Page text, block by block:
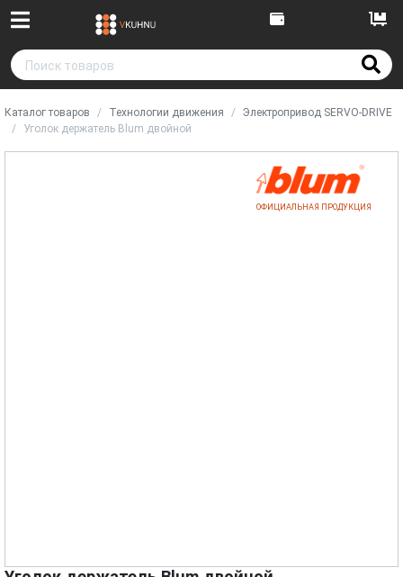
Каталог товаров Технологии движения
Электропривод SERVO-DRIVE
Уголок держатель Blum двойной
ОФИЦИАЛЬНАЯ ПРОДУКЦИЯ